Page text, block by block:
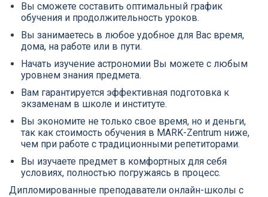
Вы сможете составить оптимальный график
обучения и продолжительность уроков.
Вы занимаетесь в любое удобное для Вас время,
дома, на работе или в пути.
Начать изучение астрономии Вы можете с любым
уровнем знания предмета.
Вам гарантируется эффективная подготовка к
экзаменам в школе и институте.
Вы экономите не только свое время, но и деньги,
так как стоимость обучения в MARK-Zentrum ниже,
чем при работе с традиционными репетиторами.
Вы изучаете предмет в комфортных для себя
условиях, полностью погружаясь в процесс.
Дипломированные преподаватели онлайн-школы с